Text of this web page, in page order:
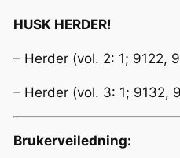
HUSK HERDER!
– Herder (vol. 2: 1; 9122,
– Herder (vol. 3: 1; 9132,
Brukerveiledning: